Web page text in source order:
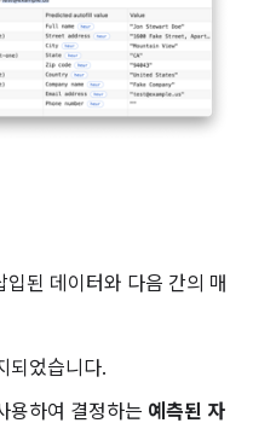
된 데이터와 다음 간의 매
되었습니다.
용하여 결정하는 예측된 자